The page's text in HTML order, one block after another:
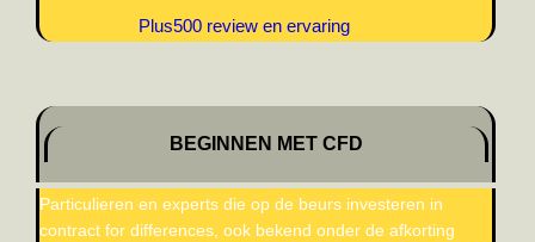
Plus500 review en ervaring
BEGINNEN MET CFD
Particulieren en experts die op de beurs investeren in
contract for differences, ook bekend onder de afkorting